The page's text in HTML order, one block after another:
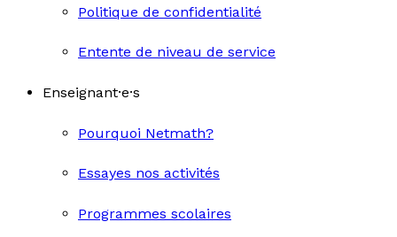
Politique de confidentialité
Entente de niveau de service
Enseignant·e·s
Pourquoi Netmath?
Essayes nos activités
Programmes scolaires